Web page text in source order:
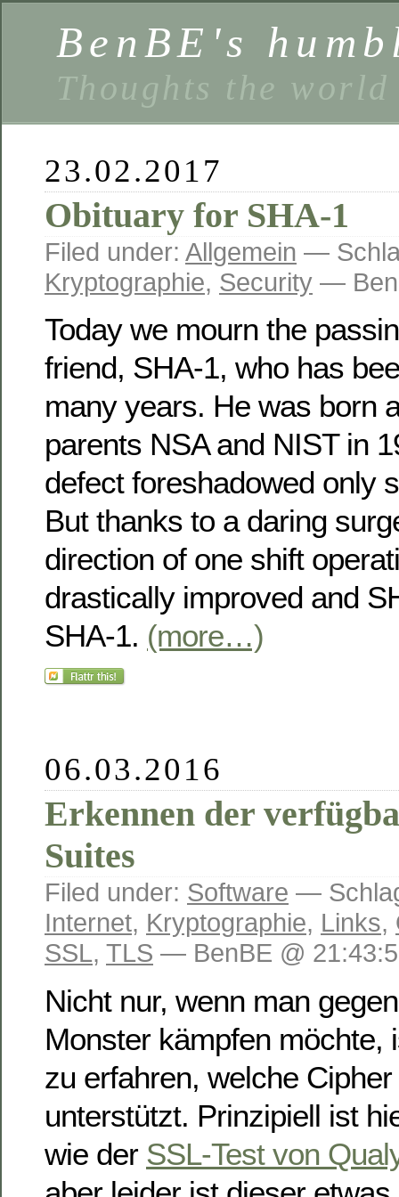
BenBE's
Thoughts the
23.02.2017
Obituary for SHA-1
Filed under: Allgemein —
Kryptographie, Security —
Today we mourn the
friend, SHA-1, who has
many years. He was born
parents NSA and NIST in
defect foreshadowed only
But thanks to a daring
direction of one shift
drastically improved and
SHA-1. (more…)
06.03.2016
Erkennen der
Suites
Filed under: Software —
Internet, Kryptographie, Links,
SSL, TLS — BenBE @
Nicht nur, wenn man
Monster kämpfen möchte,
zu erfahren, welche
unterstützt. Prinzipiell ist
wie der SSL-Test von